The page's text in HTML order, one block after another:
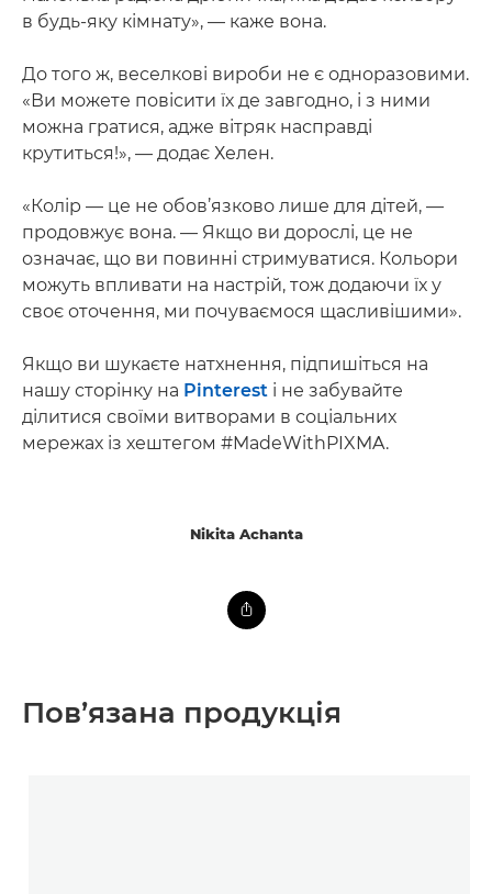
в будь-яку кімнату», — каже вона.
До того ж, веселкові вироби не є одноразовими.
«Ви можете повісити їх де завгодно, і з ними
можна гратися, адже вітряк насправді
крутиться!», — додає Хелен.
«Колір — це не обов’язково лише для дітей, —
продовжує вона. — Якщо ви дорослі, це не
означає, що ви повинні стримуватися. Кольори
можуть впливати на настрій, тож додаючи їх у
своє оточення, ми почуваємося щасливішими».
Якщо ви шукаєте натхнення, підпишіться на
нашу сторінку на Pinterest і не забувайте
ділитися своїми витворами в соціальних
мережах із хештегом #MadeWithPIXMA.
Nikita Achanta
Пов’язана продукція